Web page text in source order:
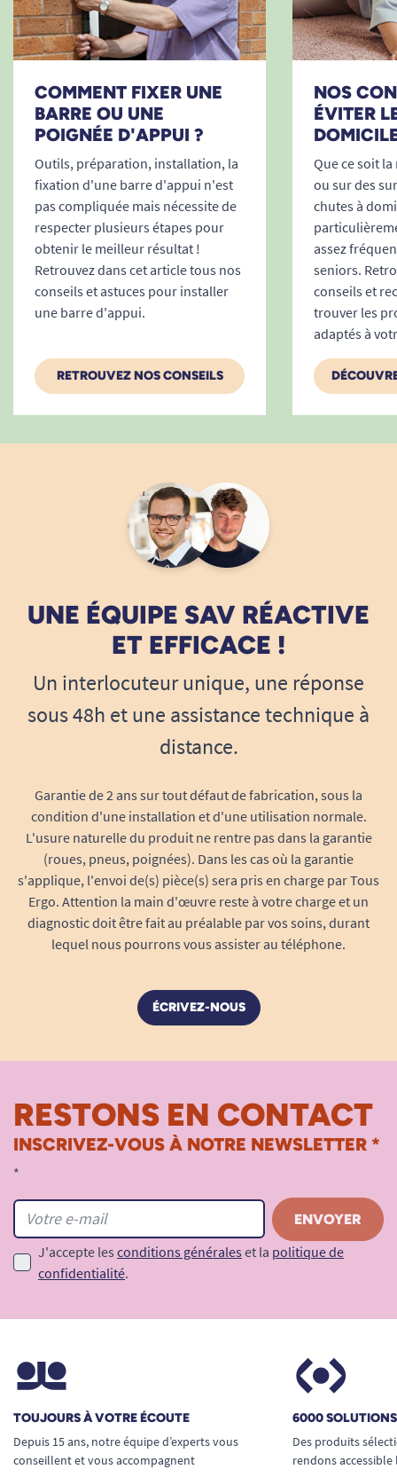
Voir tous les produits pour m'aider à me tenir.
Voir tous les produits pour m'aider à enjamber.
Voir tous les produits pour m'aider à me sentir en sécurité.
Voir tous les produits pour m'aider à éviter les chutes.
COMMENT FIXER UNE
BARRE OU UNE
POIGNÉE D'APPUI ?
Outils, préparation, installation, la
fixation d'une barre d'appui n'est
pas compliquée mais nécessite de
respecter plusieurs étapes pour
obtenir le meilleur résultat !
Retrouvez dans cet article tous nos
conseils et astuces pour installer
une barre d'appui.
RETROUVEZ NOS CONSEILS
NOS
ÉVITER
Que ce soit
ou sur des
chutes à
assez
seniors.
conseils et
trouver les
adaptés à
UNE ÉQUIPE SAV RÉACTIVE
ET EFFICACE !
Un interlocuteur unique, une réponse
sous 48h et une assistance technique à
distance.
Garantie de 2 ans sur tout défaut de fabrication, sous la
condition d'une installation et d'une utilisation normale.
L'usure naturelle du produit ne rentre pas dans la garantie
(roues, pneus, poignées). Dans les cas où la garantie
s'applique, l'envoi de(s) pièce(s) sera pris en charge par Tous
Ergo. Attention la main d'œuvre reste à votre charge et un
diagnostic doit être fait au préalable par vos soins, durant
lequel nous pourrons vous assister au téléphone.
ÉCRIVEZ-NOUS
RESTONS EN CONTACT
INSCRIVEZ-VOUS À NOTRE NEWSLETTER *
*
J'accepte les conditions générales et la politique de
confidentialité.
TOUJOURS À VOTRE ÉCOUTE
Depuis 15 ans, notre équipe d’experts vous
conseillent et vous accompagnent
6000
Des produits
rendons